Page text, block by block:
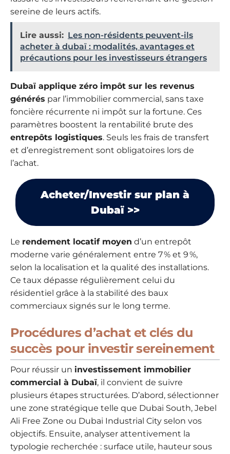
sereine de leurs actifs.
Lire aussi: Les non-résidents peuvent-ils
acheter à dubaï : modalités, avantages et
précautions pour les investisseurs étrangers
Dubaï applique zéro impôt sur les revenus
générés par l’immobilier commercial, sans taxe
foncière récurrente ni impôt sur la fortune. Ces
paramètres boostent la rentabilité brute des
entrepôts logistiques. Seuls les frais de transfert
et d’enregistrement sont obligatoires lors de
l’achat.
Acheter/Investir sur plan à
Dubaï >>
Le rendement locatif moyen d’un entrepôt
moderne varie généralement entre 7 % et 9 %,
selon la localisation et la qualité des installations.
Ce taux dépasse régulièrement celui du
résidentiel grâce à la stabilité des baux
commerciaux signés sur le long terme.
Procédures d’achat et clés du
succès pour investir sereinement
Pour réussir un investissement immobilier
commercial à Dubaï, il convient de suivre
plusieurs étapes structurées. D’abord, sélectionner
une zone stratégique telle que Dubai South, Jebel
Ali Free Zone ou Dubai Industrial City selon vos
objectifs. Ensuite, analyser attentivement la
typologie recherchée : surface utile, hauteur sous